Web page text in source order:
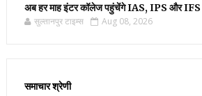
अब हर माह इंटर कॉलेज पहुंचेंगे IAS, IPS और IFS
सुल्तानपुर टाइम्स Aug 08, 2026
समाचार श्रेणी